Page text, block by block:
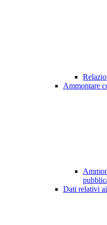
Ammontare
Dati relativi